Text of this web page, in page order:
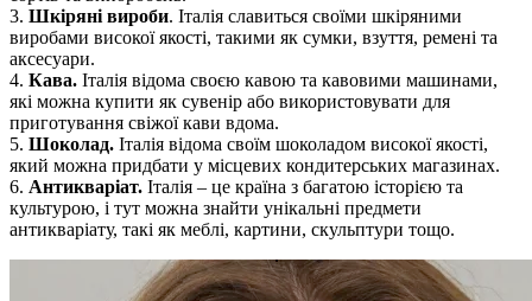
3. Шкіряні вироби. Італія славиться своїми шкіряними
виробами високої якості, такими як сумки, взуття, ремені та
аксесуари.
4. Кава. Італія відома своєю кавою та кавовими машинами,
які можна купити як сувенір або використовувати для
приготування свіжої кави вдома.
5. Шоколад. Італія відома своїм шоколадом високої якості,
який можна придбати у місцевих кондитерських магазинах.
6. Антикваріат. Італія – це країна з багатою історією та
культурою, і тут можна знайти унікальні предмети
антикваріату, такі як меблі, картини, скульптури тощо.